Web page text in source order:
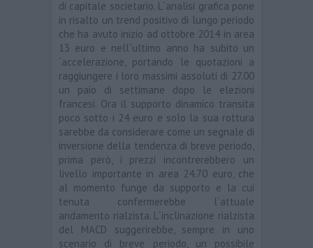
di capitale societario. L´analisi grafica pone
in risalto un trend positivo di lungo periodo
che ha avuto inizio ad ottobre 2014 in area
13 euro e nell´ultimo anno ha subito un
´accelerazione, portando le quotazioni a
raggiungere i loro massimi assoluti di 27.00
un paio di settimane dopo le elezioni
francesi. Ora il supporto dinamico transita
poco sotto i 24 euro e solo la sua rottura
sarebbe da considerare come un segnale di
inversione della tendenza di breve periodo,
prima però, i prezzi incontrerebbero un
livello importante in area 24.70 euro, che
al momento funge da supporto e la cui
tenuta confermerebbe l´attuale
andamento rialzista. L´inclinazione rialzista
del MACD suggerirebbe, sempre in uno
scenario di breve periodo, un possibile